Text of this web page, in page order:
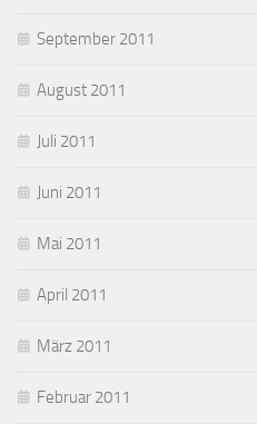
September 2011
August 2011
Juli 2011
Juni 2011
Mai 2011
April 2011
März 2011
Februar 2011